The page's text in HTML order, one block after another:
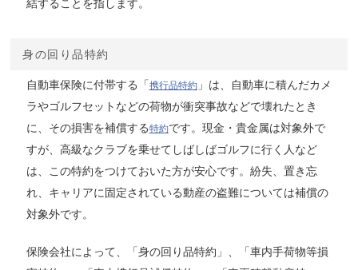
結することを指します。
身の回り品特約
自動車保険に付帯する「携行品特約」は、自動車に積んだカメ
ラやゴルフセットなどの荷物が衝突事故などで壊れたとき
に、その損害を補償する特約です。現金・貴金属は対象外で
すが、高級なクラブを乗せてしばしばゴルフに行く人など
は、この特約をつけておいた方が安心です。紛失、置き忘
れ、キャリアに固定されている動産の盗難については補償の
対象外です。
保険会社によって、「身の回り品特約」、「車内手荷物等損